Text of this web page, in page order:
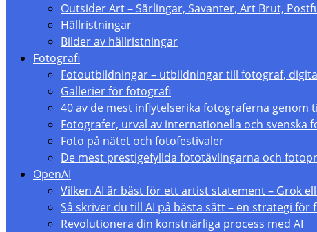
Outsider Art – Särlingar, Savanter, Art Brut,
Hällristningar
Bilder av hällristningar
Fotografi
Fotoutbildningar – utbildningar till fotograf,
Gallerier för fotografi
40 av de mest inflytelserika fotograferna genom
Fotografer, urval av internationella och svenska
Foto på nätet och fotofestivaler
De mest prestigefyllda fototävlingarna och
OpenAI
Vilken AI är bäst för ett artist statement – Grok
Så skriver du till AI på bästa sätt – en strategi för
Revolutionera din konstnärliga process med AI